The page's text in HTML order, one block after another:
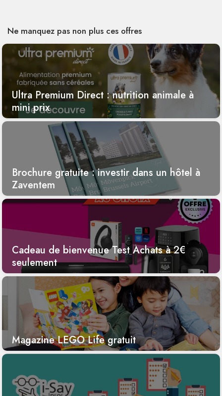
Ne manquez pas non plus ces offres
Ultra Premium Direct : nutrition animale à
mini prix
Brochure gratuite : investir dans un hôtel à
Zaventem
Cadeau de bienvenue Test Achats à 2€
seulement
Magazine LEGO Life gratuit